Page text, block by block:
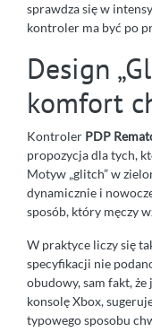
sprawdza się w
kontroler ma być po
Design
komfort
Kontroler PDP
propozycja dla tych,
Motyw „glitch” w
dynamicznie i
sposób, który męczy
W praktyce liczy się
specyfikacji nie
obudowy, sam fakt,
konsolę Xbox,
typowego sposobu